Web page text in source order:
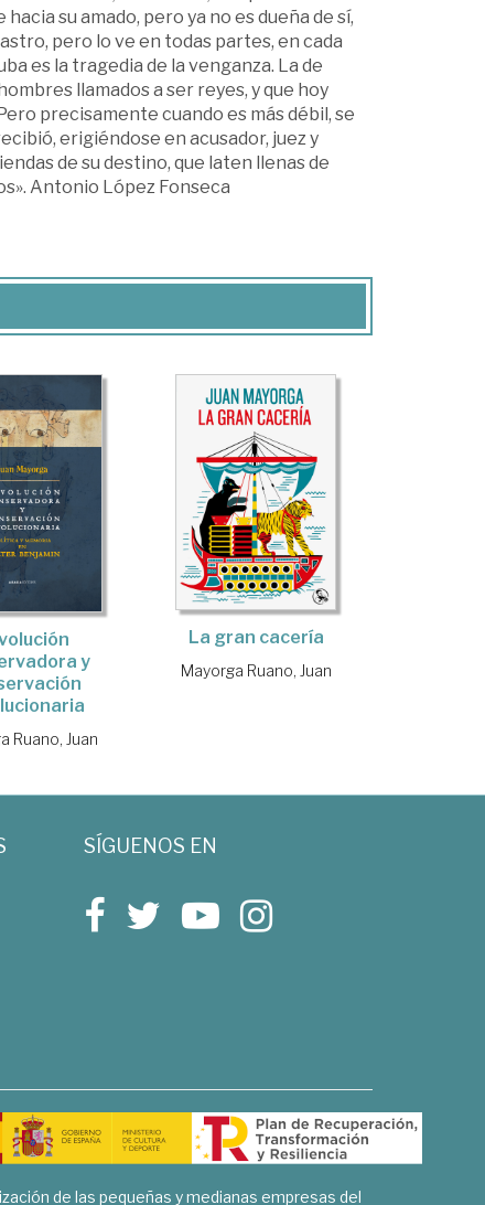
su amado, pero ya no es dueña de sí,
pero lo ve en todas partes, en cada
es la tragedia de la venganza. La de
llamados a ser reyes, y que hoy
precisamente cuando es más débil, se
erigiéndose en acusador, juez y
de su destino, que laten llenas de
Antonio López Fonseca
y
Ruano, Juan
La gran cacería
Mayorga Ruano, Juan
SÍGUENOS EN
de las pequeñas y medianas empresas del